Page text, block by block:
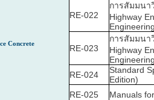
Concrete
RE-022
การสัมมนา
Highway
RE-023
การสัมมนา
Highway
RE-024
Standard
Edition)
RE-025
Manuals